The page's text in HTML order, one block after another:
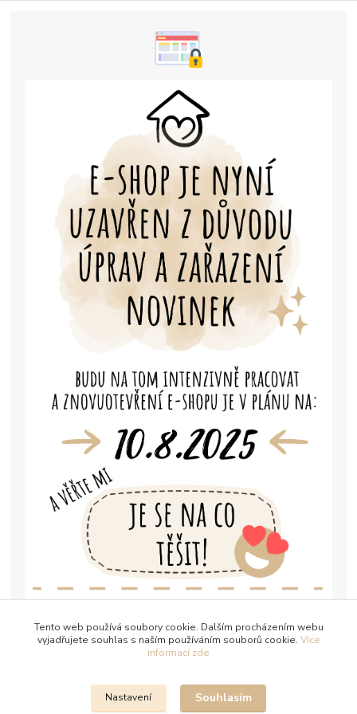
Tento web používá soubory cookie. Dalším procházením webu
vyjadřujete souhlas s naším používáním souborů cookie. Více
informací zde
Nastavení Souhlasím